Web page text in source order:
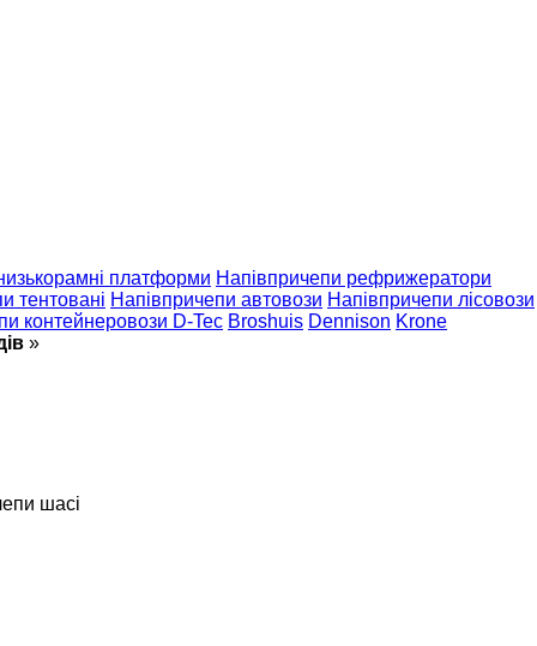
платформи Напівпричепи рефрижератори
тентовані Напівпричепи автовози Напівпричепи лісовози
контейнеровози D-Tec Broshuis Dennison Krone
»
шасі